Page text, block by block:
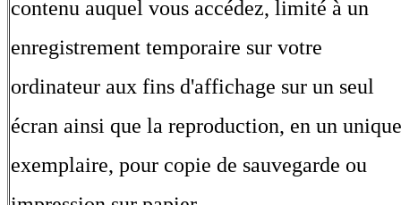
contenu auquel vous accédez, limité à un
enregistrement temporaire sur votre
ordinateur aux fins d'affichage sur un seul
écran ainsi que la reproduction, en un unique
exemplaire, pour copie de sauvegarde ou